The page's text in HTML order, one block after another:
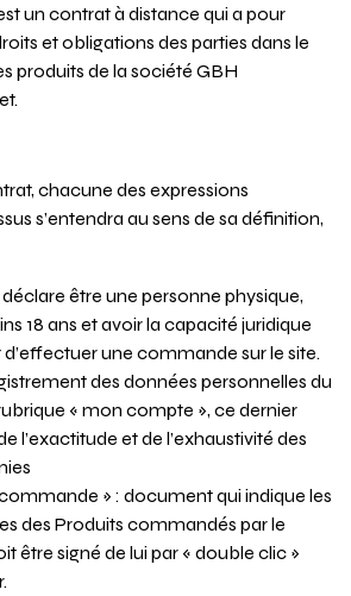
un contrat à distance qui a pour
et obligations des parties dans le
produits de la société GBH
chacune des expressions
s’entendra au sens de sa définition,
être une personne physique,
18 ans et avoir la capacité juridique
une commande sur le site.
des données personnelles du
« mon compte », ce dernier
l’exactitude et de l’exhaustivité des
» : document qui indique les
des Produits commandés par le
être signé de lui par « double clic »